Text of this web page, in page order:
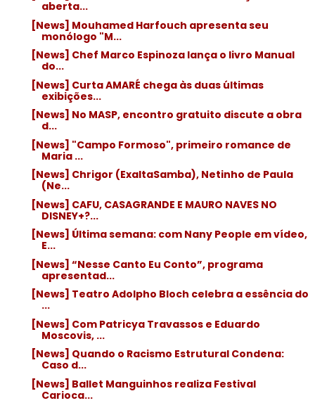
aberta...
[News] Mouhamed Harfouch apresenta seu
monólogo "M...
[News] Chef Marco Espinoza lança o livro Manual
do...
[News] Curta AMARÉ chega às duas últimas
exibições...
[News] No MASP, encontro gratuito discute a obra
d...
[News] "Campo Formoso", primeiro romance de
Maria ...
[News] Chrigor (ExaltaSamba), Netinho de Paula
(Ne...
[News] CAFU, CASAGRANDE E MAURO NAVES NO
DISNEY+?...
[News] Última semana: com Nany People em vídeo,
E...
[News] “Nesse Canto Eu Conto”, programa
apresentad...
[News] Teatro Adolpho Bloch celebra a essência do
...
[News] Com Patricya Travassos e Eduardo
Moscovis, ...
[News] Quando o Racismo Estrutural Condena:
Caso d...
[News] Ballet Manguinhos realiza Festival
Carioca...